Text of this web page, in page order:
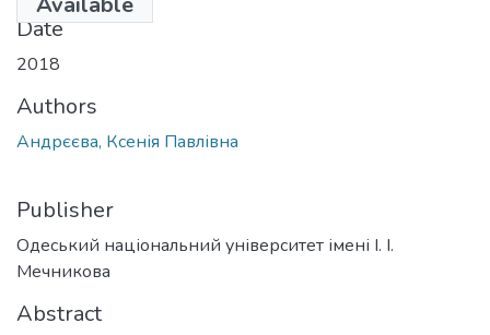
Date
2018
Authors
Андрєєва, Ксенія Павлівна
Publisher
Одеський національний університет імені І. І.
Мечникова
Abstract